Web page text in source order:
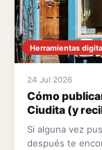
Herramientas
24 Jul 2026
Cómo
Ciudita (y
Si alguna vez
después te